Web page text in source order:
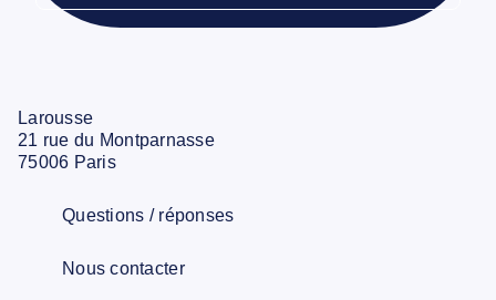
Larousse
21 rue du Montparnasse
75006 Paris
Questions / réponses
Nous contacter